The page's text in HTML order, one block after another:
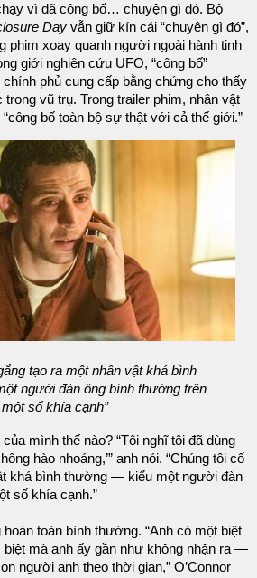
vì đã công bố… chuyện gì đó. Bộ
Day vẫn giữ kín cái “chuyện gì đó”,
phim xoay quanh người ngoài hành tinh
giới nghiên cứu UFO, “công bố”
phủ cung cấp bằng chứng cho thấy
vũ trụ. Trong trailer phim, nhân vật
bố toàn bộ sự thật với cả thế giới.”
tạo ra một nhân vật khá bình
người đàn ông bình thường trên
một số khía cạnh”
mình thế nào? “Tôi nghĩ tôi đã dùng
hào nhoáng,’” anh nói. “Chúng tôi cố
khá bình thường — kiểu một người đàn
số khía cạnh.”
toàn bình thường. “Anh có một biệt
biệt mà anh ấy gần như không nhận ra —
người anh theo thời gian,” O’Connor